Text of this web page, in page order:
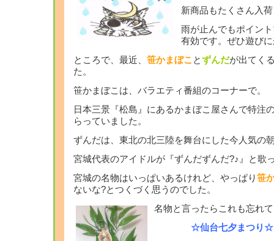
新商品もたくさん入
雨が止んでもポイン
有効です。ぜひ遊び
ところで、最近、 笹かまぼこ とずんだが出てく
た。
笹かまぼこは、バラエティ番組のコーナーで。
日本三景『松島』にあるかまぼこ屋さんで特注
らっていました。
ずんだは、東北の北三陸を舞台にした今人気の
宮城代表のアイドルが『ずんだずんだ?♪』と歌
宮城の名物はいっぱいあるけれど、やっぱり笹
ないな?とつくづく思うのでした。
名物と言ったらこれも忘れ
☆仙台七夕まつり☆